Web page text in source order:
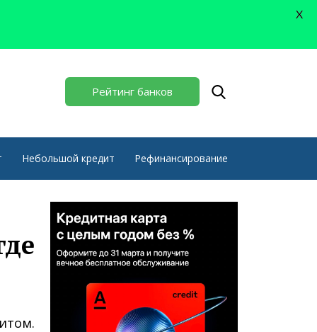
Рейтинг банков
Небольшой кредит Рефинансирование
X